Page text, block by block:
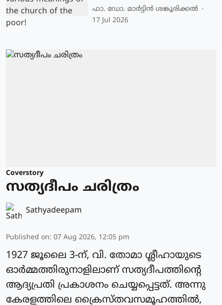
ഫാ. ഡോ. മാര്‍ട്ടിന്‍ ശങ്കൂരിക്കല്‍
17 Jul 2026
Coverstory
സത്യദീപം ചരിത്രം
Sathyadeepam
Published on: 07 Aug 2026, 12:05 pm
1927 ജൂലൈ 3-ന്, വി. തോമാ ശ്ലീഹായുടെ
ഓർമ്മത്തിരുനാളിലാണ് സത്യദീപത്തിന്റെ
ആദ്യപ്രതി പ്രകാശനം ചെയ്യപ്പെട്ടത്. അന്നു
കേരളത്തിലെ ക്രൈസ്തവസമൂഹത്തിൽ,